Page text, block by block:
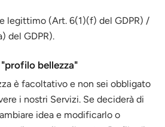
legittimo (Art. 6(1)(f) del GDPR) /
del GDPR).
bellezza"
è facoltativo e non sei obbligato
i nostri Servizi. Se deciderà di
idea e modificarlo o